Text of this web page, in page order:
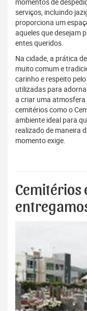
serviços, incluindo
proporciona um
aqueles que desejam
entes queridos.
Na cidade, a prática
muito comum e
carinho e respeito
utilizadas para
a criar uma atmosfera
cemitérios como o
ambiente ideal para
realizado de maneira
momento exige.
Cemitérios